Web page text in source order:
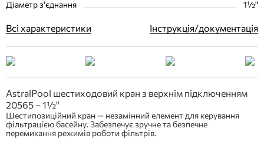
Діаметр з'єднання 1½"
Всі характеристики Інструкція/документація
AstralPool шестиходовий кран з верхнім підключенням
20565 – 1½"
Шестипозиційний кран — незамінний елемент для керування
фільтрацією басейну. Забезпечує зручне та безпечне
перемикання режимів роботи фільтрів.